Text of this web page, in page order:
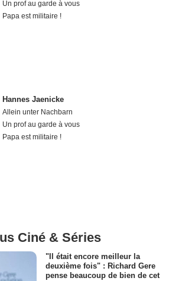
Un prof au garde à vous
Papa est militaire !
Hannes Jaenicke
Allein unter Nachbarn
Un prof au garde à vous
Papa est militaire !
Ciné & Séries
"Il était encore meilleur la
deuxième fois" : Richard Gere
pense beaucoup de bien de cet